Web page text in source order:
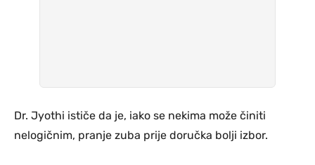
Dr. Jyothi ističe da je, iako se nekima može činiti
nelogičnim, pranje zuba prije doručka bolji izbor.